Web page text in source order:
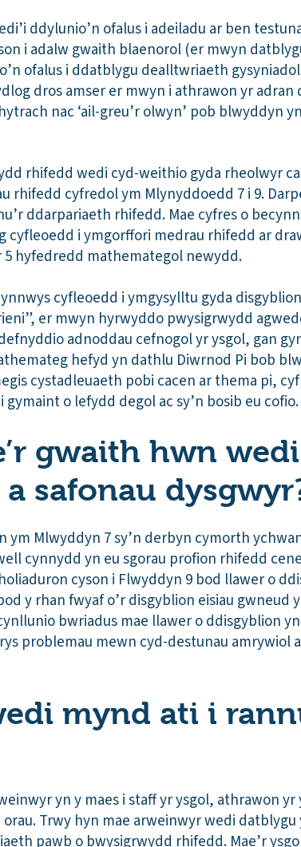
ddylunio’n ofalus i adeiladu ar ben
i adalw gwaith blaenorol (er mwyn
ofalus i ddatblygu dealltwriaeth
dros amser er mwyn i athrawon yr adran
nac ‘ail-greu’r olwyn’ pob blwyddyn
rhifedd wedi cyd-weithio gyda rheolwyr
rhifedd cyfredol ym Mlynyddoedd 7 i 9.
ddarpariaeth rhifedd. Mae cyfres o
cyfleoedd i ymgorffori medrau rhifedd ar
hyfedredd mathemategol newydd.
cyfleoedd i ymgysylltu gyda
er mwyn hyrwyddo pwysigrwydd
adnoddau cefnogol yr ysgol, gan
hefyd yn dathlu Diwrnod Pi bob
cystadleuaeth pobi cacen ar thema pi,
o lefydd degol ac sy’n bosib eu cofio.
gwaith hwn
safonau
ym Mlwyddyn 7 sy’n derbyn cymorth
cynnydd yn eu sgorau profion rhifedd
cyson i Flwyddyn 9 bod llawer o
y rhan fwyaf o’r disgyblion eisiau gwneud
bwriadus mae llawer o ddisgyblion
problemau mewn cyd-destunau amrywiol
mynd ati i
yn y maes i staff yr ysgol, athrawon yr
Trwy hyn mae arweinwyr wedi
pawb o bwysigrwydd rhifedd. Mae’r